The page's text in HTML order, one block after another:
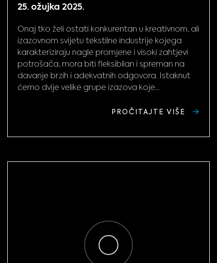
25. ožujka 2025.
Onaj tko želi ostati konkurentan u kreativnom, ali
izazovnom svijetu tekstilne industrije kojega
karakteriziraju nagle promjene i visoki zahtjevi
potrošača, mora biti fleksibilan i spreman na
davanje brzih i adekvatnih odgovora. Istaknut
ćemo dvije velike grupe izazova koje...
PROČITAJTE VIŠE